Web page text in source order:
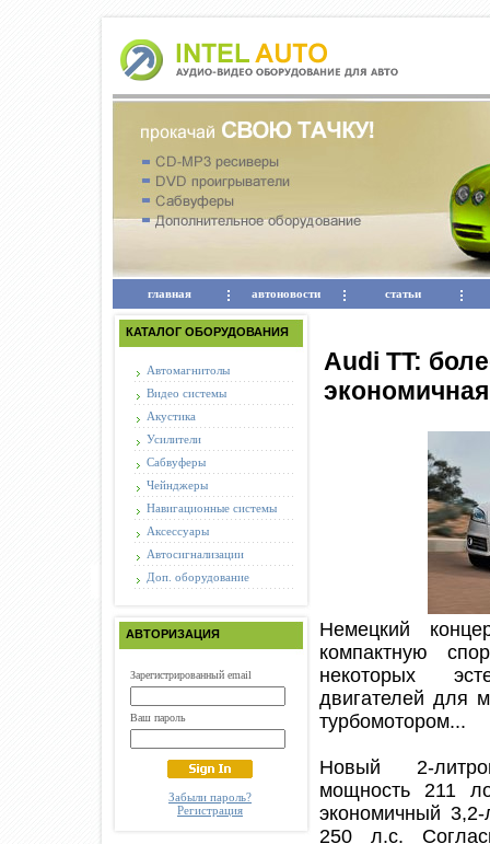
главная автоновости статьи
КАТАЛОГ ОБОРУДОВАНИЯ
Автомагнитолы
Видео системы
Акустика
Усилители
Сабвуферы
Чейнджеры
Навигационные системы
Аксессуары
Автосигнализации
Доп. оборудование
АВТОРИЗАЦИЯ
Зарегистрированный email
Ваш пароль
Забыли пароль?
Регистрация
Audi TT:
экономичная
Немецкий
компактную
некоторых
двигателей для
турбомотором...
Новый 2-
мощность 211
экономичный
250 л.с.